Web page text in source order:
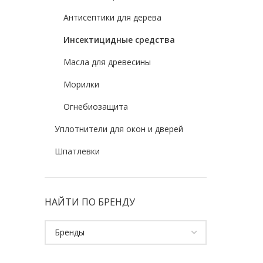
Антисептики для дерева
Инсектицидные средства
Масла для древесины
Морилки
Огнебиозащита
Уплотнители для окон и дверей
Шпатлевки
НАЙТИ ПО БРЕНДУ